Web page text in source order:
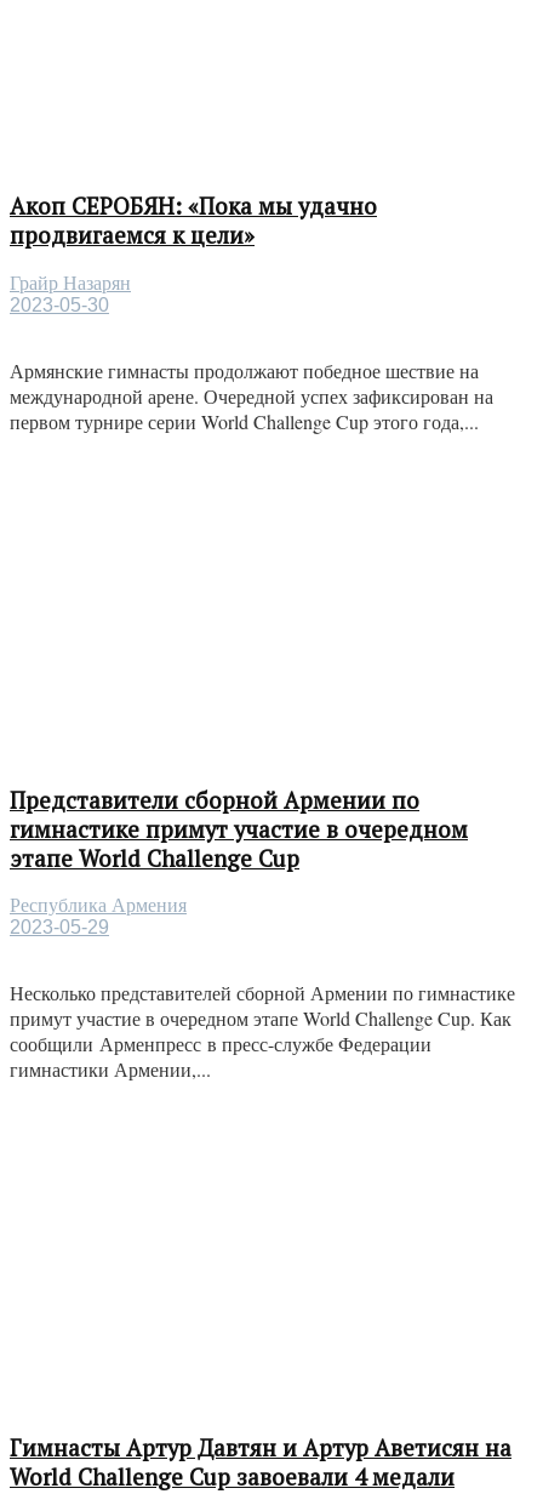
Акоп СЕРОБЯН: «Пока мы удачно
продвигаемся к цели»
Грайр Назарян
2023-05-30
Армянские гимнасты продолжают победное шествие на
международной арене. Очередной успех зафиксирован на
первом турнире серии World Challenge Cup этого года,...
Представители сборной Армении по
гимнастике примут участие в очередном
этапе World Challenge Cup
Республика Армения
2023-05-29
Несколько представителей сборной Армении по гимнастике
примут участие в очередном этапе World Challenge Cup. Как
сообщили Арменпресс в пресс-службе Федерации
гимнастики Армении,...
Гимнасты Артур Давтян и Артур Аветисян на
World Challenge Cup завоевали 4 медали